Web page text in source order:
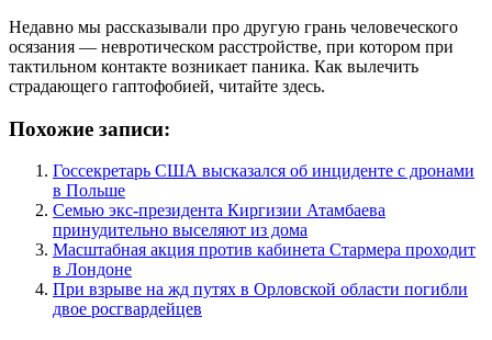
Недавно мы рассказывали про другую грань человеческого
осязания — невротическом расстройстве, при котором при
тактильном контакте возникает паника. Как вылечить
страдающего гаптофобией, читайте здесь.
Похожие записи:
Госсекретарь США высказался об инциденте с дронами
в Польше
Семью экс-президента Киргизии Атамбаева
принудительно выселяют из дома
Масштабная акция против кабинета Стармера проходит
в Лондоне
При взрыве на жд путях в Орловской области погибли
двое росгвардейцев